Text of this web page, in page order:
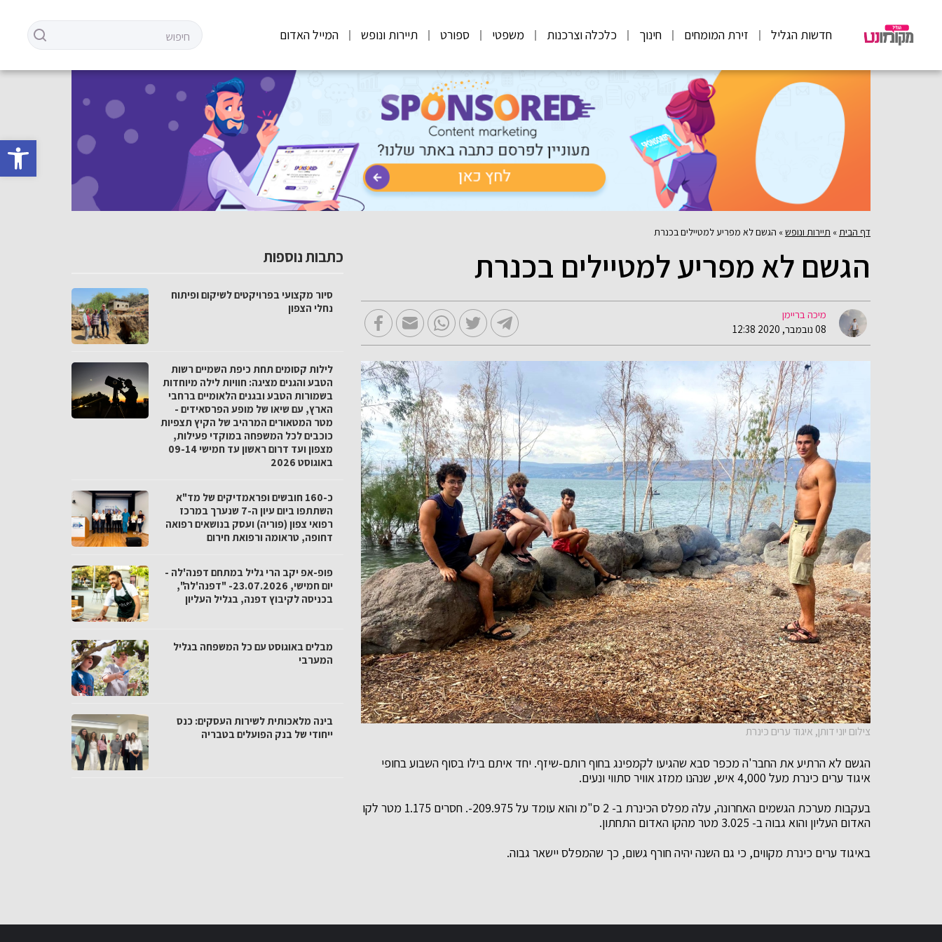
פתח
חדשות הגליל זירת המומחים חינוך כלכלה וצרכנות משפטי ספורט תיירות ונופש המייל האדום
דף הבית » תיירות ונופש» הגשם לא מפריע למטיילים בכנרת
הגשם לא מפריע למטיילים בכנרת
מיכה בריימן
08 נובמבר, 2020 12:38
צילום יוני דותן, איגוד ערים כינרת
‏הגשם לא הרתיע את החבר'ה מכפר סבא שהגיעו לקמפינג בחוף רותם-שיזף. יחד איתם בילו בסוף השבוע בחופי
איגוד ערים כינרת מעל 4,000 איש, שנהנו ממזג אוויר סתווי ונעים.
בעקבות מערכת הגשמים האחרונה, עלה מפלס הכינרת ב- 2 ס"מ והוא עומד על 209.975-. חסרים 1.175 מטר לקו
האדום העליון והוא גבוה ב- 3.025 מטר מהקו האדום התחתון.
באיגוד ערים כינרת מקווים, כי גם השנה יהיה חורף גשום, כך שהמפלס יישאר גבוה.
כתבות נוספות
סיור מקצועי בפרויקטים לשיקום ופיתוח
נחלי הצפון
לילות קסומים תחת כיפת השמיים רשות
הטבע והגנים מציגה: חוויות לילה מיוחדות
בשמורות הטבע ובגנים הלאומיים ברחבי
הארץ, עם שיאו של מופע הפרסאידים -
מטר המטאורים המרהיב של הקיץ תצפיות
כוכבים לכל המשפחה במוקדי פעילות,
מצפון ועד דרום ראשון עד חמישי 09-14
באוגוסט 2026
כ-160 חובשים ופראמדיקים של מד"א
השתתפו ביום עיון ה-7 שנערך במרכז
רפואי צפון (פוריה) ועסק בנושאים רפואה
דחופה, טראומה ורפואת חירום
פופ-אפ יקב הרי גליל במתחם דפנה'לה -
יום חמישי, 23.07.2026- "דפנה'לה",
בכניסה לקיבוץ דפנה, בגליל העליון
מבלים באוגוסט עם כל המשפחה בגליל
המערבי
בינה מלאכותית לשירות העסקים: כנס
ייחודי של בנק הפועלים בטבריה